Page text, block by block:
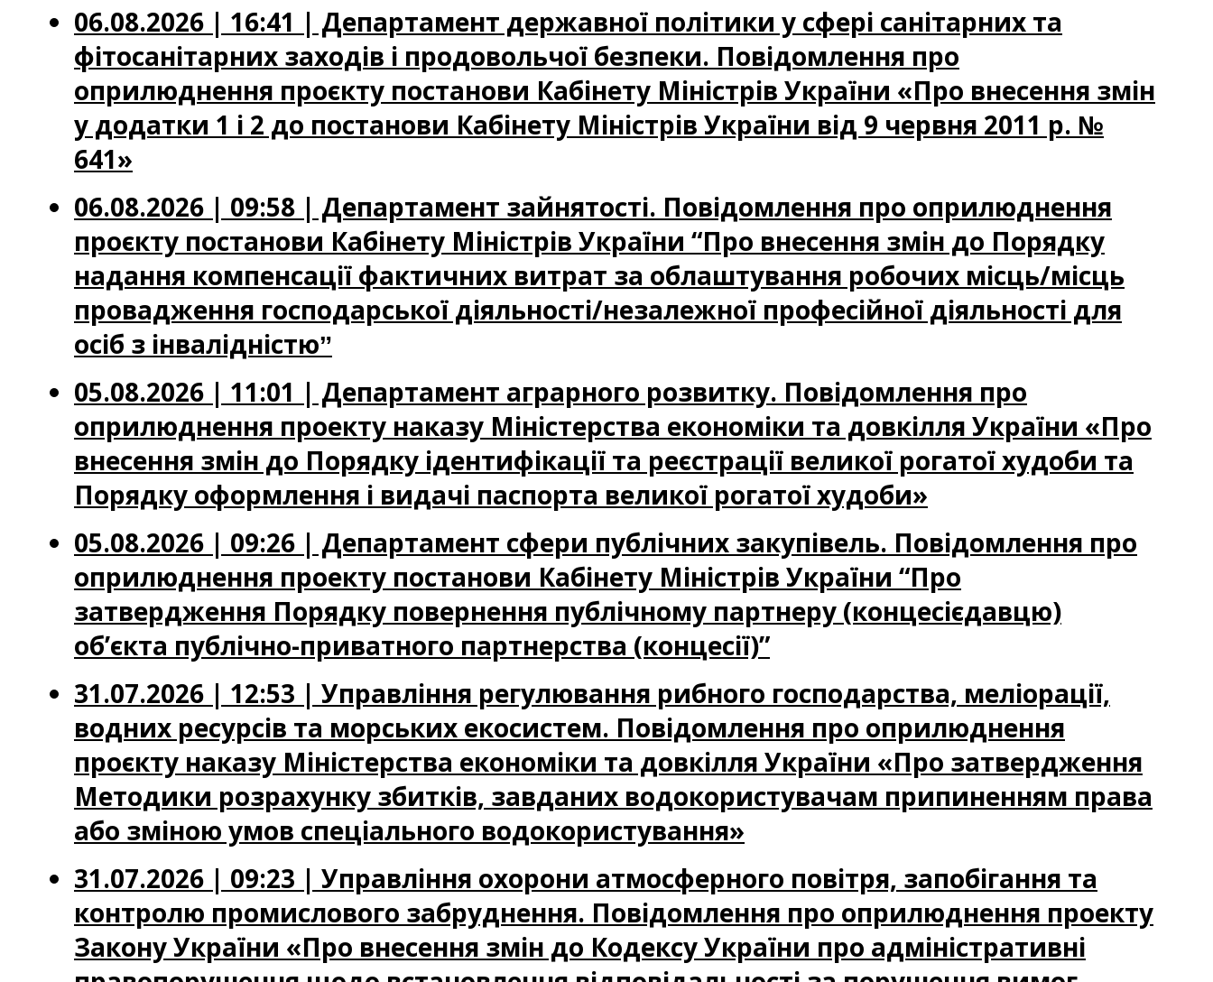
06.08.2026 | 16:41 | Департамент державної політики у сфері санітарних та
фітосанітарних заходів і продовольчої безпеки. Повідомлення про
оприлюднення проєкту постанови Кабінету Міністрів України «Про внесення змін
у додатки 1 і 2 до постанови Кабінету Міністрів України від 9 червня 2011 р. №
641»
06.08.2026 | 09:58 | Департамент зайнятості. Повідомлення про оприлюднення
проєкту постанови Кабінету Міністрів України “Про внесення змін до Порядку
надання компенсації фактичних витрат за облаштування робочих місць/місць
провадження господарської діяльності/незалежної професійної діяльності для
осіб з інвалідністюˮ
05.08.2026 | 11:01 | Департамент аграрного розвитку. Повідомлення про
оприлюднення проекту наказу Міністерства економіки та довкілля України «Про
внесення змін до Порядку ідентифікації та реєстрації великої рогатої худоби та
Порядку оформлення і видачі паспорта великої рогатої худоби»
05.08.2026 | 09:26 | Департамент сфери публічних закупівель. Повідомлення про
оприлюднення проекту постанови Кабінету Міністрів України “Про
затвердження Порядку повернення публічному партнеру (концесієдавцю)
об’єкта публічно-приватного партнерства (концесії)”
31.07.2026 | 12:53 | Управління регулювання рибного господарства, меліорації,
водних ресурсів та морських екосистем. Повідомлення про оприлюднення
проєкту наказу Міністерства економіки та довкілля України «Про затвердження
Методики розрахунку збитків, завданих водокористувачам припиненням права
або зміною умов спеціального водокористування»
31.07.2026 | 09:23 | Управління охорони атмосферного повітря, запобігання та
контролю промислового забруднення. Повідомлення про оприлюднення проекту
Закону України «Про внесення змін до Кодексу України про адміністративні